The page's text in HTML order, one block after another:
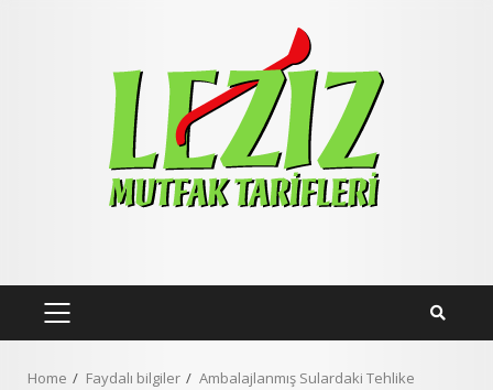
PRIMARY
Home Faydalı bilgiler Ambalajlanmış Sulardaki Tehlike